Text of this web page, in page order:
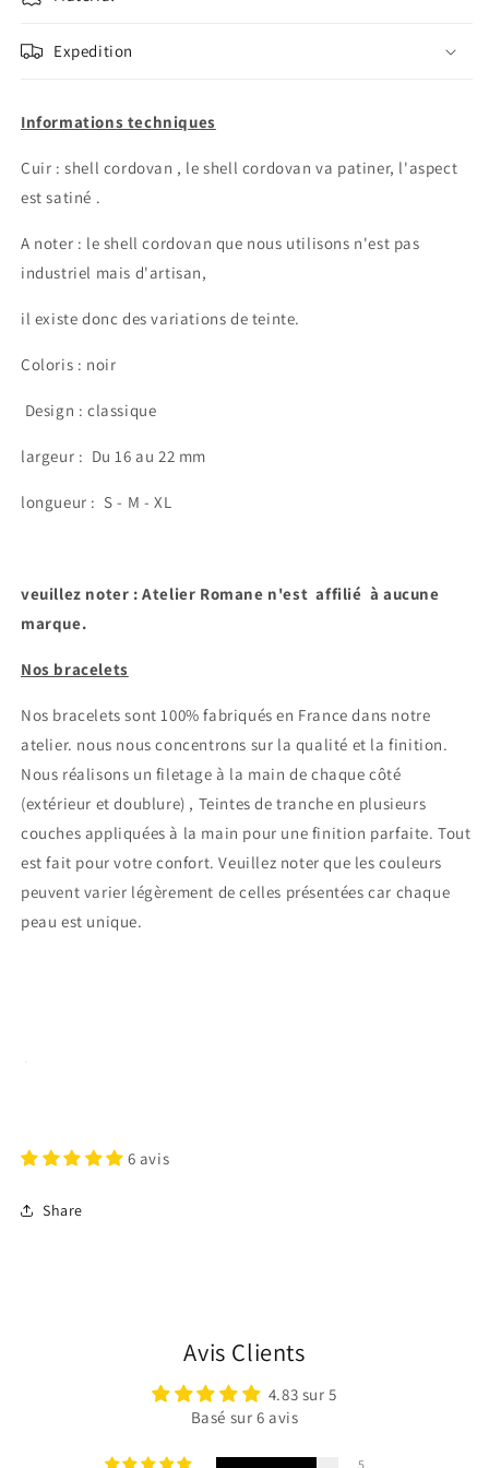
Expedition
Informations techniques
Cuir : shell cordovan , le shell cordovan va patiner, l'aspect
est satiné .
A noter : le shell cordovan que nous utilisons n'est pas
industriel mais d'artisan,
il existe donc des variations de teinte.
Coloris : noir
Design : classique
largeur : Du 16 au 22 mm
longueur : S - M - XL
veuillez noter : Atelier Romane n'est affilié à aucune
marque.
Nos bracelets
Nos bracelets sont 100% fabriqués en France dans notre
atelier. nous nous concentrons sur la qualité et la finition.
Nous réalisons un filetage à la main de chaque côté
(extérieur et doublure) , Teintes de tranche en plusieurs
couches appliquées à la main pour une finition parfaite. Tout
est fait pour votre confort. Veuillez noter que les couleurs
peuvent varier légèrement de celles présentées car chaque
peau est unique.
6 avis
Share
Avis Clients
4.83 sur 5
Basé sur 6 avis
5